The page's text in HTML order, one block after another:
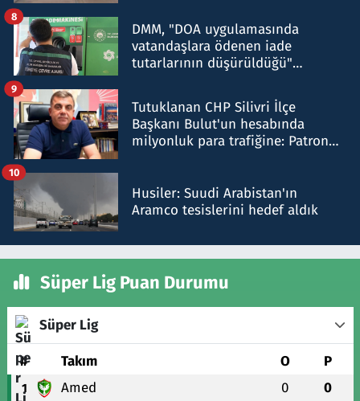
DMM, "DOA uygulamasında
vatandaşlara ödenen iade
tutarlarının düşürüldüğü"
8
Tutuklanan CHP Silivri İlçe
Başkanı Bulut'un hesabında
milyonluk para trafiğine: Patron
9
Husiler: Suudi Arabistan'ın
Aramco tesislerini hedef aldık
10
Süper Lig Puan Durumu
Süper Lig
# Takım O P
1 Amed 0 0